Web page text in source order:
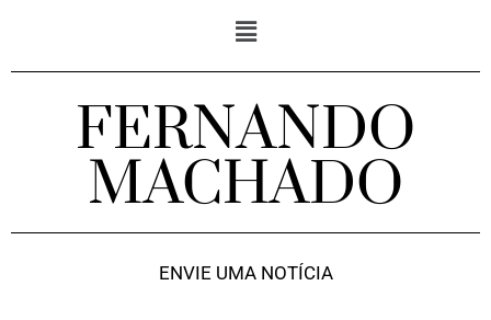
FERNANDO
MACHADO
ENVIE UMA NOTÍCIA